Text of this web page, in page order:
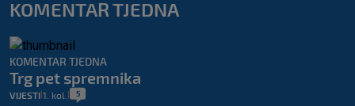
KOMENTAR TJEDNA
KOMENTAR TJEDNA
Trg pet spremnika
VIJESTI 1. kol. 5